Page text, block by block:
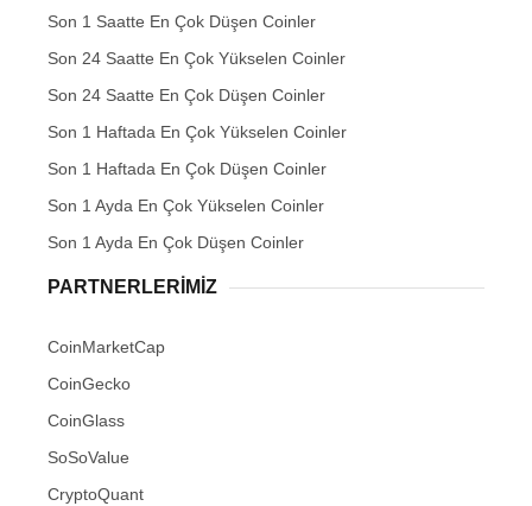
Son 1 Saatte En Çok Düşen Coinler
Son 24 Saatte En Çok Yükselen Coinler
Son 24 Saatte En Çok Düşen Coinler
Son 1 Haftada En Çok Yükselen Coinler
Son 1 Haftada En Çok Düşen Coinler
Son 1 Ayda En Çok Yükselen Coinler
Son 1 Ayda En Çok Düşen Coinler
PARTNERLERIMIZ
CoinMarketCap
CoinGecko
CoinGlass
SoSoValue
CryptoQuant